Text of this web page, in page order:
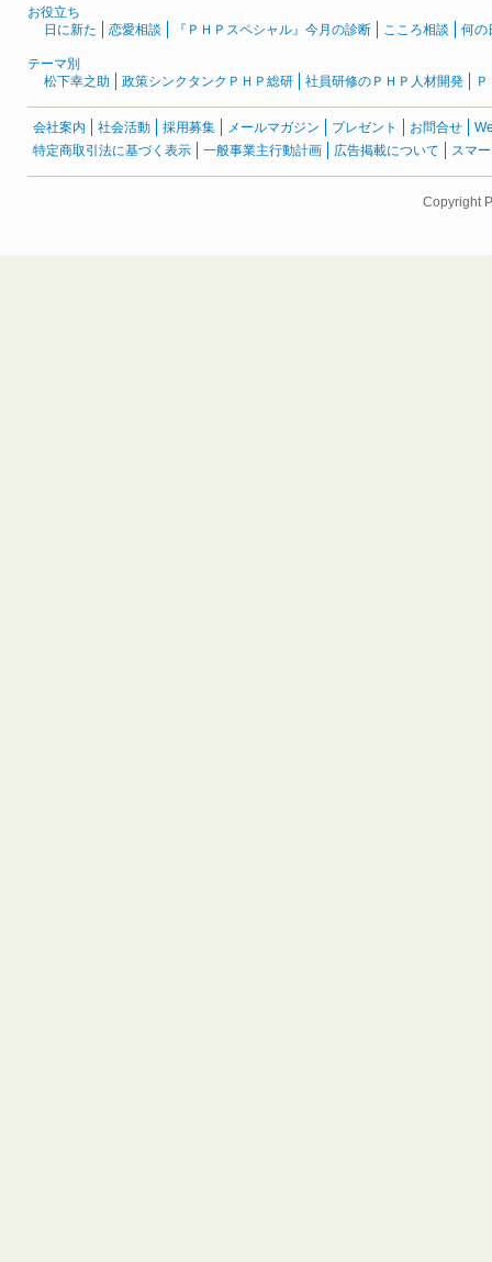
お役立ち
日に新た
恋愛相談 『ＰＨＰスペシャル』今月の診断 こころ相談 何の
テーマ別
松下幸之助
政策シンクタンクＰＨＰ総研 社員研修のＰＨＰ人材開発
会社案内 社会活動 採用募集 メールマガジン プレゼント お問合せ
特定商取引法に基づく表示
一般事業主行動計画 広告掲載について スマ
Copyright